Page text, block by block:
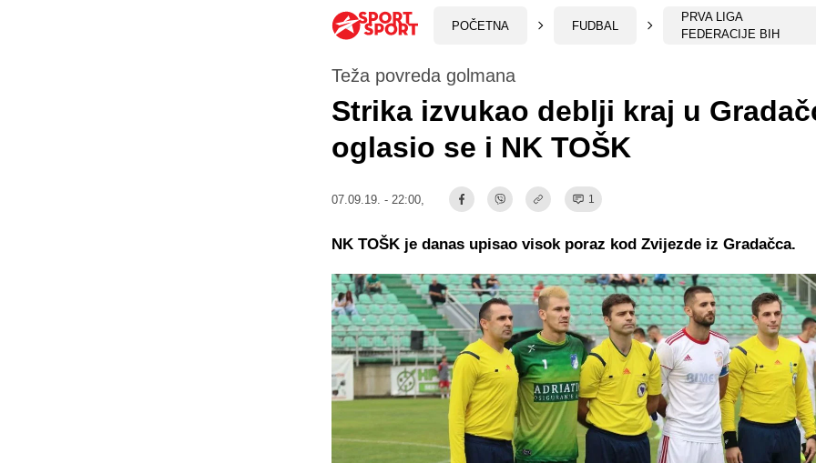
POČETNA FUDBAL
PRVA LIGA
FEDERACIJE BIH
Teža povreda golmana
Strika izvukao deblji kraj u
oglasio se i NK TOŠK
07.09.19. - 22:00, 1
NK TOŠK je danas upisao visok poraz kod Zvijezde iz Gradačca.